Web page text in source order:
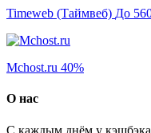
Timeweb (Таймвеб) До
Mchost.ru 40%
О нас
С каждым днём у кэшбэка